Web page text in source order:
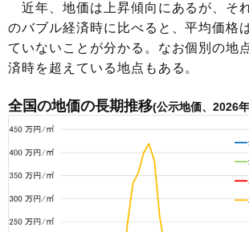
24
岐阜県 46,600
25
長崎県 46,300
26
香川県 45,800
27
鹿児島県
29
福井県 39,600
30
31
福島県
32
新潟県 37,700
33
群馬県 37,600
34
長野県
近年、地価は上昇傾向にあるが、そ
のバブル経済時に比べると、平均価格
ていないことが分かる。なお個別の地
済時を超えている地点もある。
全国の地価の長期推移(公示地価、2026